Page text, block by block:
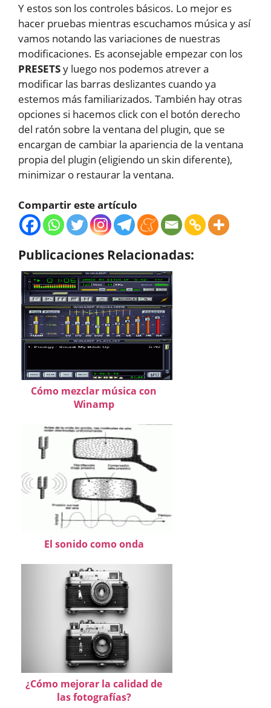
Y estos son los controles básicos. Lo mejor es
hacer pruebas mientras escuchamos música y así
vamos notando las variaciones de nuestras
modificaciones. Es aconsejable empezar con los
PRESETSy luego nos podemos atrever a
modificar las barras deslizantes cuando ya
estemos más familiarizados. También hay otras
opciones si hacemos click con el botón derecho
del ratón sobre la ventana del plugin, que se
encargan de cambiar la apariencia de la ventana
propia del plugin (eligiendo un skin diferente),
minimizar o restaurar la ventana.
Compartir este artículo
Publicaciones Relacionadas:
Cómo mezclar música con
Winamp
El sonido como onda
¿Cómo mejorar la calidad de
las fotografías?